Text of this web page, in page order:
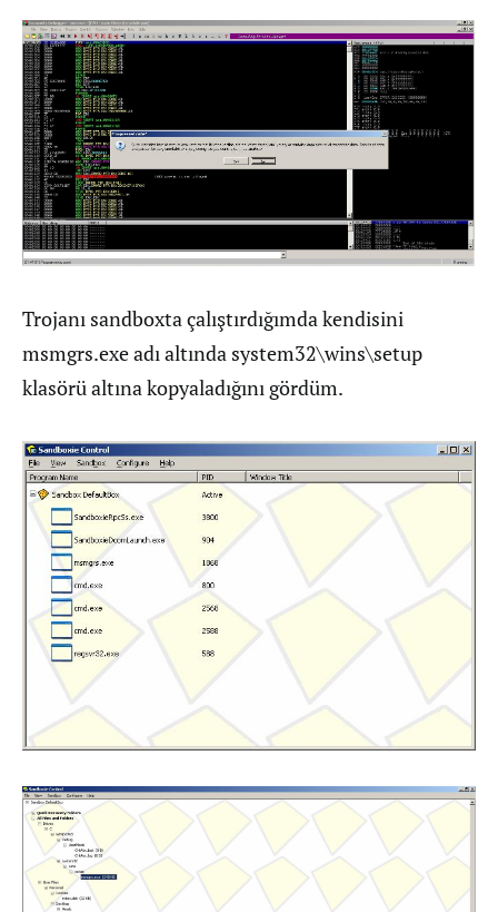
Trojanı sandboxta çalıştırdığımda kendisini
msmgrs.exe adı altında system32\wins\setup
klasörü altına kopyaladığını gördüm.